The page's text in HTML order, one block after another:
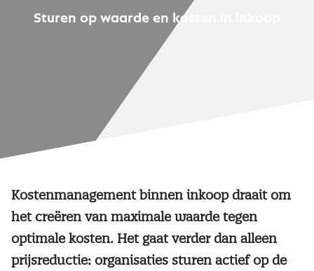
Sturen op waarde en kosten in inkoop
Kostenmanagement binnen inkoop draait om
het creëren van maximale waarde tegen
optimale kosten. Het gaat verder dan alleen
prijsreductie: organisaties sturen actief op de